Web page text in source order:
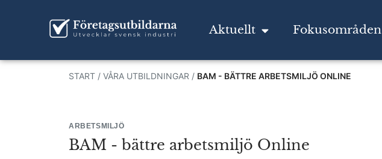
Aktuellt Fokusområden
START / VÅRA UTBILDNINGAR / BAM - BÄTTRE ARBETSMILJÖ ONLINE
ARBETSMILJÖ
BAM - bättre arbetsmiljö Online